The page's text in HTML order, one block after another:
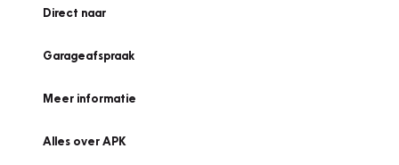
Direct naar
Garageafspraak
Meer informatie
Alles over APK